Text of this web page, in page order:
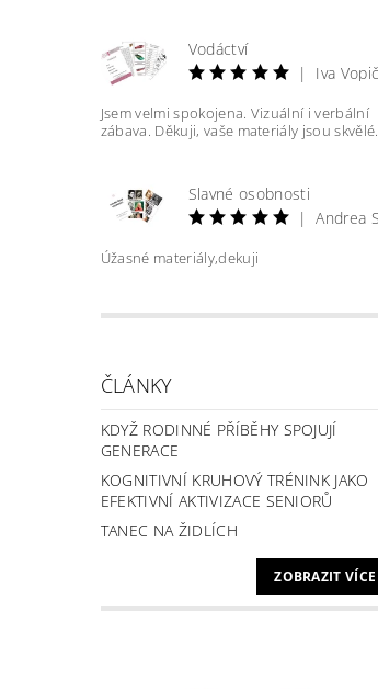
Vodáctví
|
Jsem velmi spokojena. Vizuální i verbální
zábava. Děkuji, vaše materiály jsou skvělé.
Slavné osobnosti
|
Úžasné materiály,dekuji
ČLÁNKY
KDYŽ RODINNÉ PŘÍBĚHY SPOJUJÍ
GENERACE
KOGNITIVNÍ KRUHOVÝ TRÉNINK JAKO
EFEKTIVNÍ AKTIVIZACE SENIORŮ
TANEC NA ŽIDLÍCH
ZOBRAZIT VÍCE